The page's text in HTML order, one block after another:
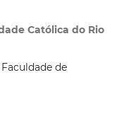
Católica do Rio
de